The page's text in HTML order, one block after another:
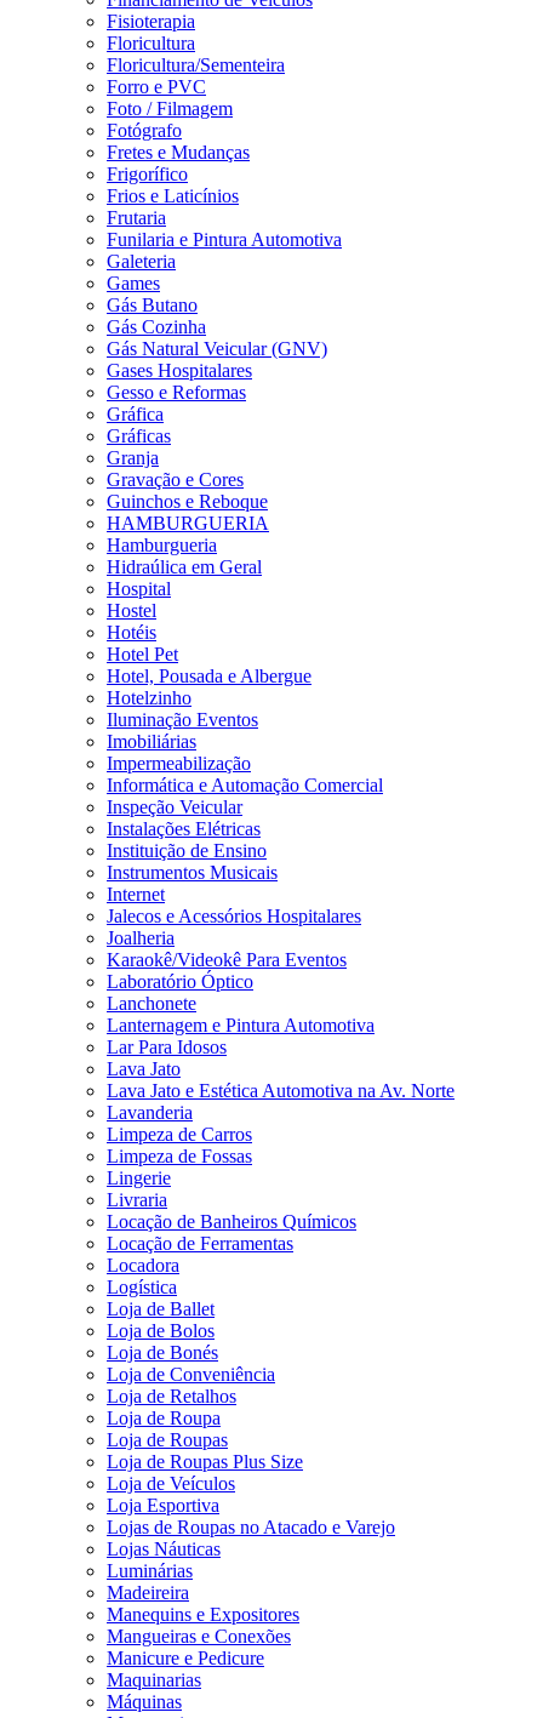
Fisioterapia
Floricultura
Floricultura/Sementeira
Forro e PVC
Foto / Filmagem
Fotógrafo
Fretes e Mudanças
Frigorífico
Frios e Laticínios
Frutaria
Funilaria e Pintura Automotiva
Galeteria
Games
Gás Butano
Gás Cozinha
Gás Natural Veicular (GNV)
Gases Hospitalares
Gesso e Reformas
Gráfica
Gráficas
Granja
Gravação e Cores
Guinchos e Reboque
HAMBURGUERIA
Hamburgueria
Hidraúlica em Geral
Hospital
Hostel
Hotéis
Hotel Pet
Hotel, Pousada e Albergue
Hotelzinho
Iluminação Eventos
Imobiliárias
Impermeabilização
Informática e Automação Comercial
Inspeção Veicular
Instalações Elétricas
Instituição de Ensino
Instrumentos Musicais
Internet
Jalecos e Acessórios Hospitalares
Joalheria
Karaokê/Videokê Para Eventos
Laboratório Óptico
Lanchonete
Lanternagem e Pintura Automotiva
Lar Para Idosos
Lava Jato
Lava Jato e Estética Automotiva na Av. Norte
Lavanderia
Limpeza de Carros
Limpeza de Fossas
Lingerie
Livraria
Locação de Banheiros Químicos
Locação de Ferramentas
Locadora
Logística
Loja de Ballet
Loja de Bolos
Loja de Bonés
Loja de Conveniência
Loja de Retalhos
Loja de Roupa
Loja de Roupas
Loja de Roupas Plus Size
Loja de Veículos
Loja Esportiva
Lojas de Roupas no Atacado e Varejo
Lojas Náuticas
Luminárias
Madeireira
Manequins e Expositores
Mangueiras e Conexões
Manicure e Pedicure
Maquinarias
Máquinas